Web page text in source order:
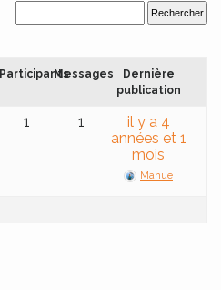
ParticipantsMessages
Dernière
publication
1 1
il y a 4
années et 1
mois
Manue